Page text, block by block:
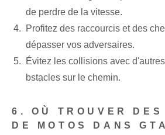
de perdre de la vitesse.
Profitez des raccourcis et des
dépasser vos adversaires.
Évitez les collisions avec
bstacles sur le chemin.
6. OÙ TROUVER DES
DE MOTOS DANS